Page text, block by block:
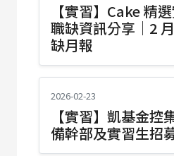
【實習】Cake 精
職缺資訊分享｜2
缺月報
2026-02-23
【實習】凱基金控
備幹部及實習生招募